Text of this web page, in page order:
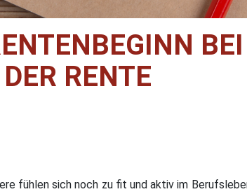
DER RENTE
fühlen sich noch zu fit und aktiv im